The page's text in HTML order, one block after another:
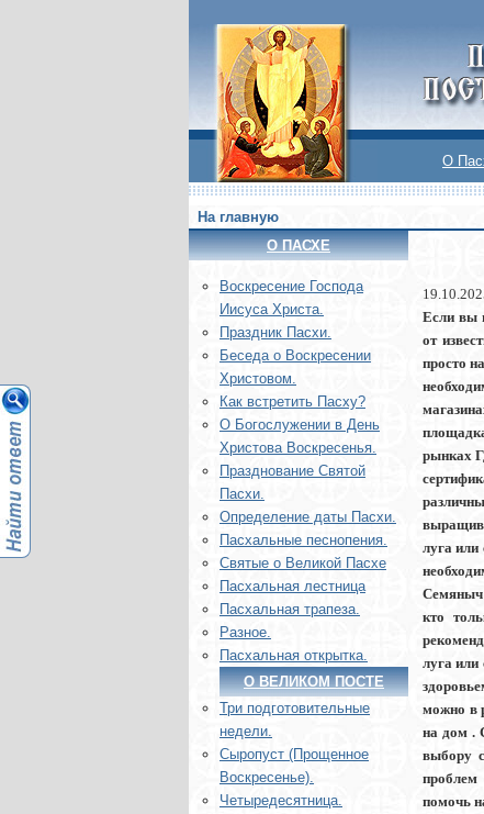
О
На главную
О ПАСХЕ
Воскреcение Господа
Иисуса Христа.
Праздник Пасхи.
Беседа о Воскресении
Христовом.
Как встретить Пасху?
О Богослужении в День
Христова Воскресенья.
Празднование Святой
Пасхи.
Определение даты Пасхи.
Пасхальные песнопения.
Святые о Великой Пасхе
Пасхальная лестница
Пасхальная трапеза.
Разное.
Пасхальная открытка.
О ВЕЛИКОМ ПОСТЕ
Три подготовительные
недели.
Сыропуст (Прощенное
Воскресенье).
Четыредесятница.
Если вы
от
просто
рынках
луга
Семяныч
кто
луга или
можно в
на дом .
выбору
помочь